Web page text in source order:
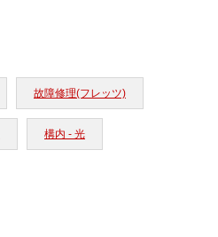
故障修理(フレッツ)
構内 - 光